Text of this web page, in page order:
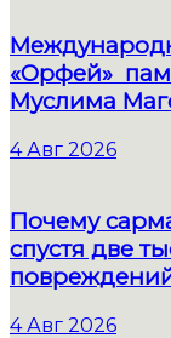
«Орфей»
Муслима
4 Авг 2026
Почему
спустя две
4 Авг 2026